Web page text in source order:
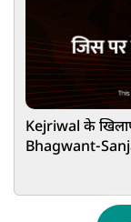
Kejriwal के
Bhagwant-